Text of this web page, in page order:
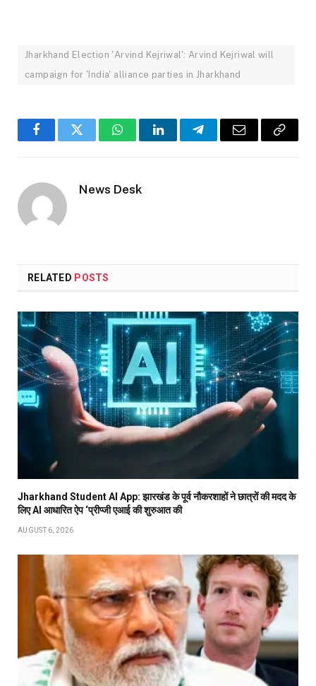
Jharkhand Election 'Arvind Kejriwal': Arvind Kejriwal will
campaign for 'India' alliance parties in Jharkhand
FacebookTwitter WhatsAppLinkedInTelegramEmail
Copy
News Desk
RELATED POSTS
Jharkhand Student AI App: झारखंड के पूर्व नौकरशाहों ने छात्रों की मदद के
लिए AI आधारित ऐप ‘प्रीप्जी एआई की शुरुआत की
AUGUST 6, 2026